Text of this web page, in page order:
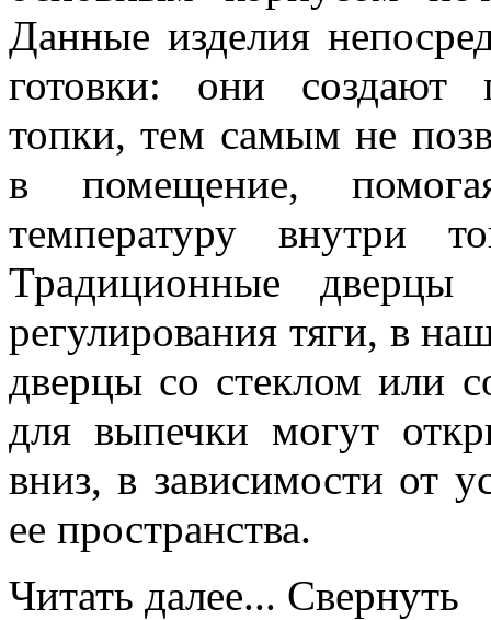
Данные изделия
готовки: они создают
топки, тем самым не
в помещение,
температуру внутри
Традиционные
регулирования тяги, в
дверцы со стеклом или
для выпечки могут
вниз, в зависимости от
ее пространства.
Читать далее... Свернуть